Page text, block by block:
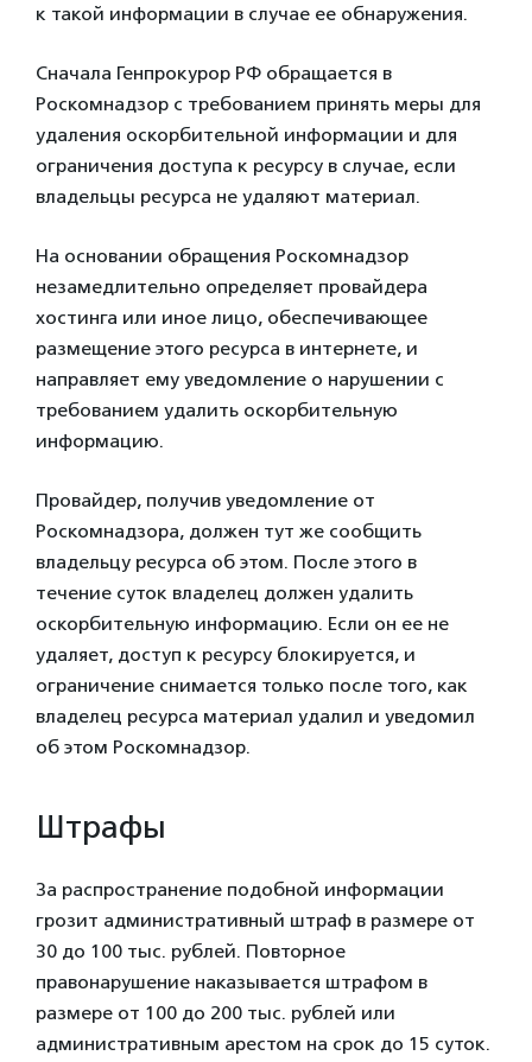
к такой информации в случае ее обнаружения.
Сначала Генпрокурор РФ обращается в
Роскомнадзор с требованием принять меры для
удаления оскорбительной информации и для
ограничения доступа к ресурсу в случае, если
владельцы ресурса не удаляют материал.
На основании обращения Роскомнадзор
незамедлительно определяет провайдера
хостинга или иное лицо, обеспечивающее
размещение этого ресурса в интернете, и
направляет ему уведомление о нарушении с
требованием удалить оскорбительную
информацию.
Провайдер, получив уведомление от
Роскомнадзора, должен тут же сообщить
владельцу ресурса об этом. После этого в
течение суток владелец должен удалить
оскорбительную информацию. Если он ее не
удаляет, доступ к ресурсу блокируется, и
ограничение снимается только после того, как
владелец ресурса материал удалил и уведомил
об этом Роскомнадзор.
Штрафы
За распространение подобной информации
грозит административный штраф в размере от
30 до 100 тыс. рублей. Повторное
правонарушение наказывается штрафом в
размере от 100 до 200 тыс. рублей или
административным арестом на срок до 15 суток.